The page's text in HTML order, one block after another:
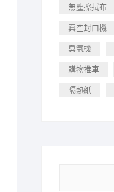
無塵擦拭布
真空封口機
臭氧機
購物推車
隔熱紙